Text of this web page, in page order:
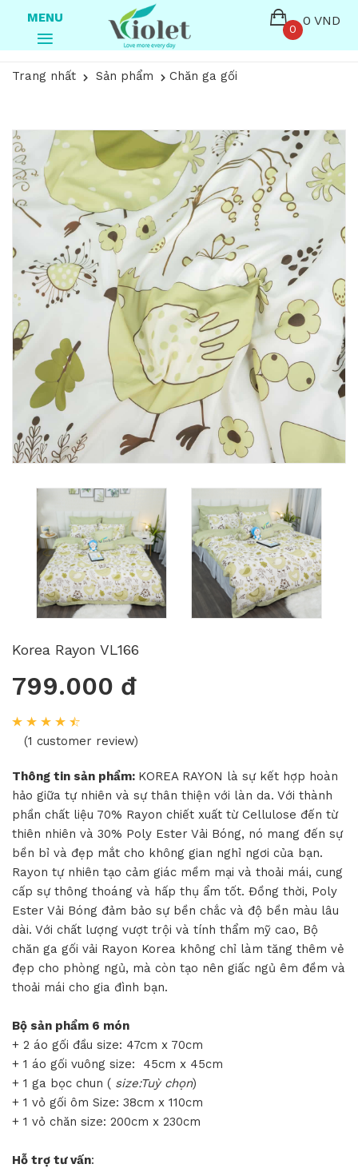
MENU
0
0 VND
Trang nhất Sản phẩm Chăn ga gối
Korea Rayon VL166
799.000 đ
(1 customer review)
Thông tin sản phẩm: KOREA RAYON là sự kết hợp hoàn
hảo giữa tự nhiên và sự thân thiện với làn da. Với thành
phần chất liệu 70% Rayon chiết xuất từ Cellulose đến từ
thiên nhiên và 30% Poly Ester Vải Bóng, nó mang đến sự
bền bỉ và đẹp mắt cho không gian nghỉ ngơi của bạn.
Rayon tự nhiên tạo cảm giác mềm mại và thoải mái, cung
cấp sự thông thoáng và hấp thụ ẩm tốt. Đồng thời, Poly
Ester Vải Bóng đảm bảo sự bền chắc và độ bền màu lâu
dài. Với chất lượng vượt trội và tính thẩm mỹ cao, Bộ
chăn ga gối vải Rayon Korea không chỉ làm tăng thêm vẻ
đẹp cho phòng ngủ, mà còn tạo nên giấc ngủ êm đềm và
thoải mái cho gia đình bạn.
Bộ sản phẩm 6 món
+ 2 áo gối đầu size: 47cm x 70cm
+ 1 áo gối vuông size: 45cm x 45cm
+ 1 ga bọc chun ( size:Tuỳ chọn)
+ 1 vỏ gối ôm Size: 38cm x 110cm
+ 1 vỏ chăn size: 200cm x 230cm
Hỗ trợ tư vấn: